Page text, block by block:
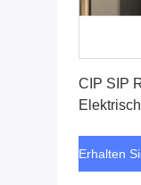
CIP SIP
Erhalten